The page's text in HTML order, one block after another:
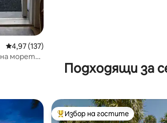
Средна оценка: 4,97 от 5, 137 отзива
4,97 (137)
на морето
Подходящи за
Най-популярен избор на
Избор на гостите